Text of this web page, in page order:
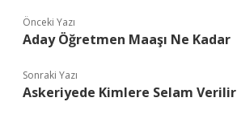
Önceki Yazı
Aday Öğretmen Maaşı Ne Kadar
Sonraki Yazı
Askeriyede Kimlere Selam Verilir